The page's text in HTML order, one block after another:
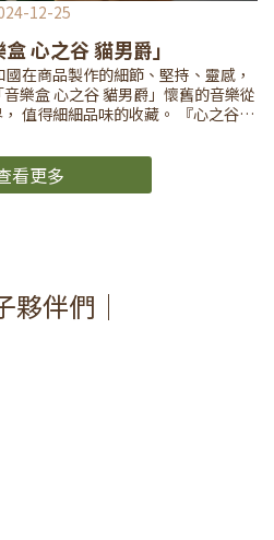
12-25
心之谷 貓男爵」
在商品製作的細節、堅持、靈感，
樂盒 心之谷 貓男爵」懷舊的音樂從
值得細細品味的收藏。 『心之谷』
深受大家喜愛的商品，本次重新改
改版前 ▍呈現如紳士般的姿態以及些
的底座，底座上還有阿月、小提琴
睛，美麗的瞳孔令人深陷其中，難
的水波狀鬍鬚也是別出心裁的小細
看更多
夥伴們｜